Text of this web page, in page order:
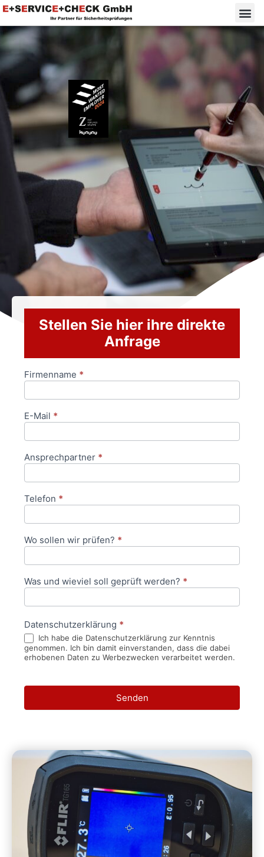
Stellen Sie hier ihre direkte
Anfrage
Anfrageformular
Firmenname *
E-Mail *
Ansprechpartner *
Telefon *
Wo sollen wir prüfen? *
Was und wieviel soll geprüft werden? *
Datenschutzerklärung *
Ich habe die Datenschutzerklärung zur Kenntnis
genommen. Ich bin damit einverstanden, dass die dabei
erhobenen Daten zu Werbezwecken verarbeitet werden.
Senden